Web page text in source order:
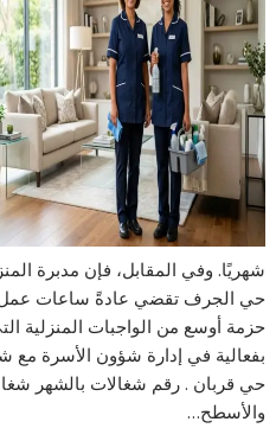
شهريًا. وفي المقابل، فإن مدبرة
حي الجرف تقضي عادةً ساعات عمل
حزمة أوسع من الواجبات المنزلية
بفعالية في إدارة شؤون الأسرة مع
حي قربان . رقم شغالات بالشهر
والأسطح…